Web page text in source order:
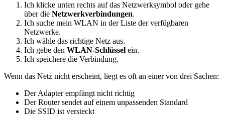
Ich klicke unten rechts auf das Netzwerksymbol oder gehe
über die Netzwerkverbindungen.
Ich suche mein WLAN in der Liste der verfügbaren
Netzwerke.
Ich wähle das richtige Netz aus.
Ich gebe den WLAN-Schlüssel ein.
Ich speichere die Verbindung.
Wenn das Netz nicht erscheint, liegt es oft an einer von drei Sachen:
Der Adapter empfängt nicht richtig
Der Router sendet auf einem unpassenden Standard
Die SSID ist versteckt